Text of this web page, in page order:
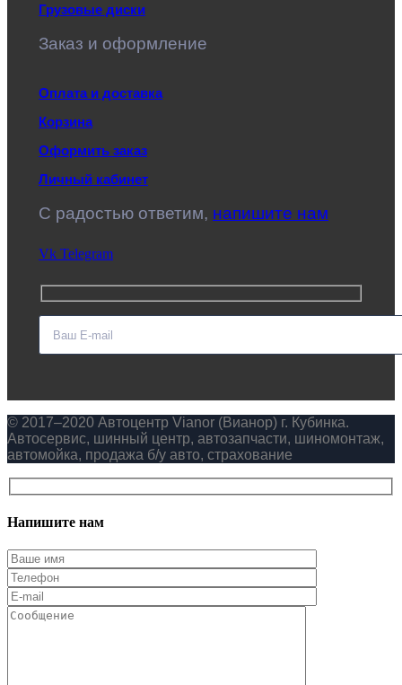
Грузовые диски
Заказ и оформление
Оплата и доставка
Корзина
Оформить заказ
Личный кабинет
C радостью ответим, напишите нам
Vk Telegram
© 2017–2020 Автоцентр Vianor (Вианор) г. Кубинка.
Автосервис, шинный центр, автозапчасти, шиномонтаж,
автомойка, продажа б/у авто, страхование
Напишите нам